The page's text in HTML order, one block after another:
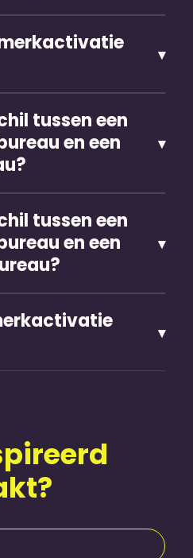
merkactivatie
tussen een
en een
tussen een
en een